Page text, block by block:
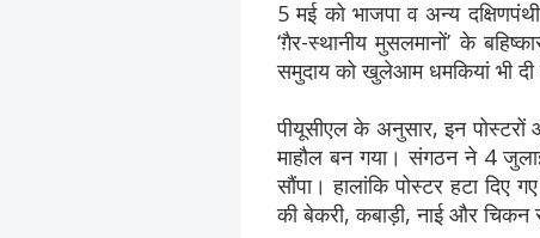
5 मई को भाजपा व अन्य
‘ग़ैर-स्थानीय मुसलमानों’ के
समुदाय को खुलेआम धमकियां भी दी
पीयूसीएल के अनुसार, इन पोस्टरों
माहौल बन गया। संगठन ने 4
सौंपा। हालांकि पोस्टर हटा
की बेकरी, कबाड़ी, नाई और